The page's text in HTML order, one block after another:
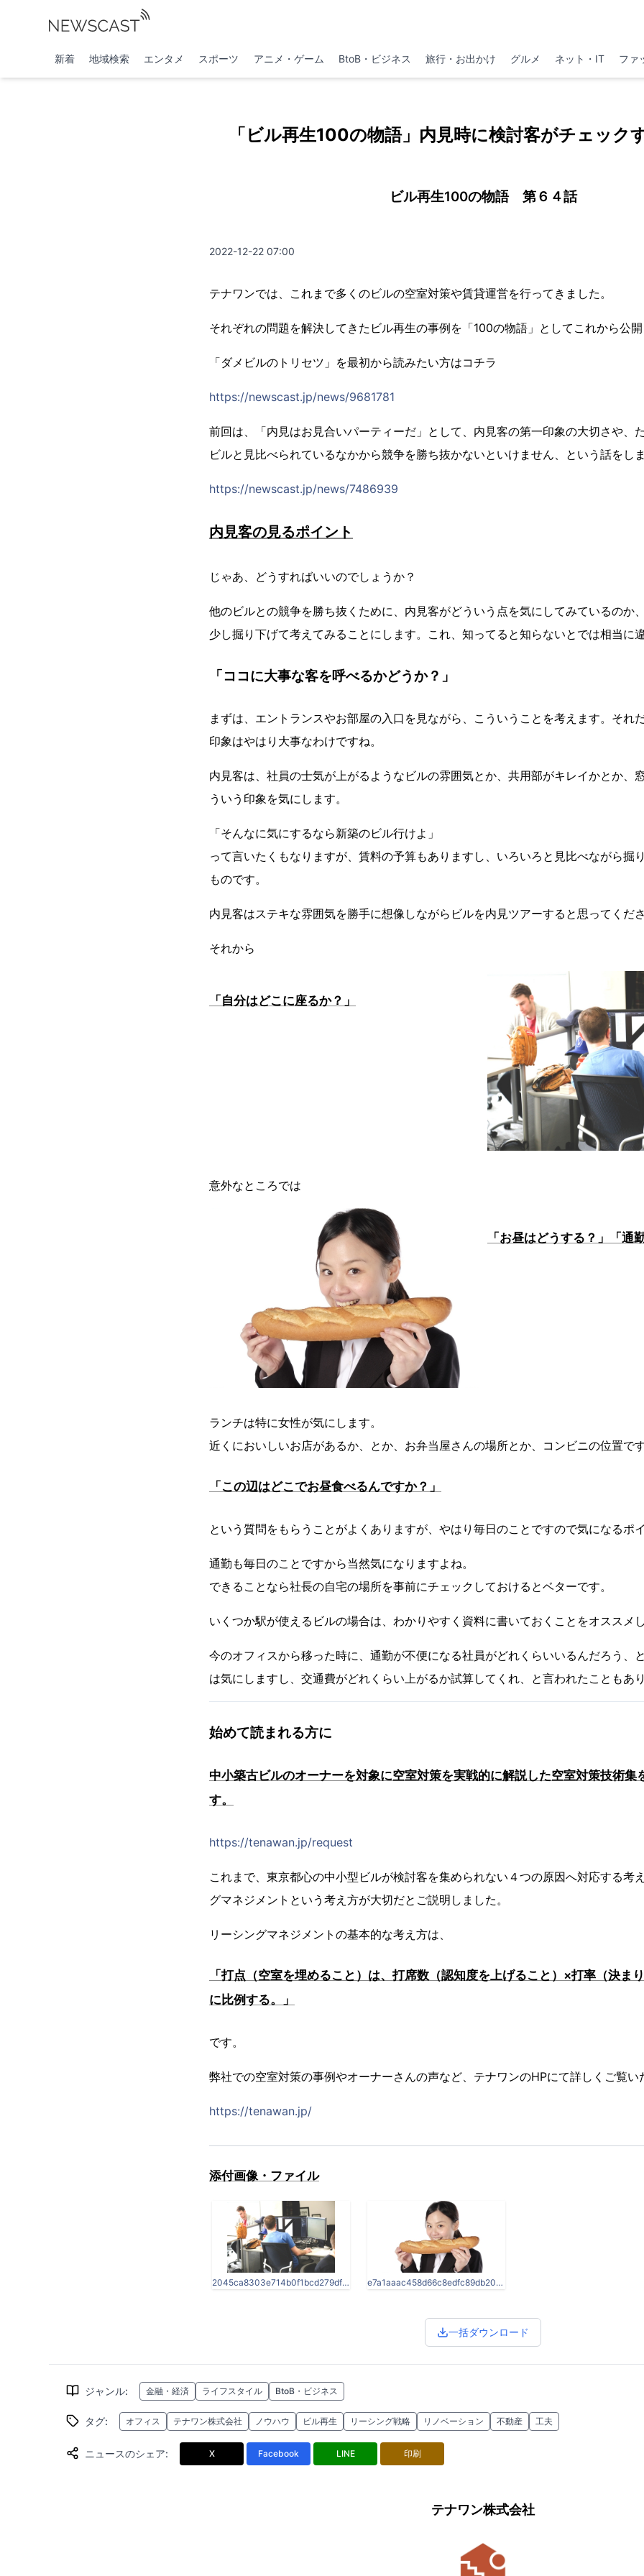
新着 地域検索 エンタメ スポーツ アニメ・ゲーム BtoB・ビジネス 旅行・お出かけ グルメ ネット・IT ファ
「ビル再生100の物語」内見時に検討客がチェック
ビル再生100の物語 第６４話
2022-12-22 07:00
テナワンでは、これまで多くのビルの空室対策や賃貸運営を行ってきました。
それぞれの問題を解決してきたビル再生の事例を「100の物語」としてこれから公開
「ダメビルのトリセツ」を最初から読みたい方はコチラ
https://newscast.jp/news/9681781
前回は、「内見はお見合いパーティーだ」として、内見客の第一印象の大切さや、
ビルと見比べられているなかから競争を勝ち抜かないといけません、という話をしま
https://newscast.jp/news/7486939
内見客の見るポイント
じゃあ、どうすればいいのでしょうか？
他のビルとの競争を勝ち抜くために、内見客がどういう点を気にしてみているのか
少し掘り下げて考えてみることにします。これ、知ってると知らないとでは相当に違
「ココに大事な客を呼べるかどうか？」
まずは、エントランスやお部屋の入口を見ながら、こういうことを考えます。それ
印象はやはり大事なわけですね。
内見客は、社員の士気が上がるようなビルの雰囲気とか、共用部がキレイかとか、
ういう印象を気にします。
「そんなに気にするなら新築のビル行けよ」
って言いたくもなりますが、賃料の予算もありますし、いろいろと見比べながら掘
ものです。
内見客はステキな雰囲気を勝手に想像しながらビルを内見ツアーすると思ってくださ
それから
「自分はどこに座るか？」
意外なところでは
「お昼はどうする？」「通
ランチは特に女性が気にします。
近くにおいしいお店があるか、とか、お弁当屋さんの場所とか、コンビニの位置です
「この辺はどこでお昼食べるんですか？」
という質問をもらうことがよくありますが、やはり毎日のことですので気になるポイ
通勤も毎日のことですから当然気になりますよね。
できることなら社長の自宅の場所を事前にチェックしておけるとベターです。
いくつか駅が使えるビルの場合は、わかりやすく資料に書いておくことをオススメし
今のオフィスから移った時に、通勤が不便になる社員がどれくらいいるんだろう、
は気にしますし、交通費がどれくらい上がるか試算してくれ、と言われたこともあり
始めて読まれる方に
中小築古ビルのオーナーを対象に空室対策を実戦的に解説した空室対策技術集
す。
https://tenawan.jp/request
これまで、東京都心の中小型ビルが検討客を集められない４つの原因へ対応する考
グマネジメントという考え方が大切だとご説明しました。
リーシングマネジメントの基本的な考え方は、
「打点（空室を埋めること）は、打席数（認知度を上げること）×打率（決ま
に比例する。」
です。
弊社での空室対策の事例やオーナーさんの声など、テナワンのHPにて詳しくご覧い
https://tenawan.jp/
添付画像・ファイル
2045ca8303e714b0f1bcd279df575827.jpg e7a1aaac458d66c8edfc89db20e8b141-1.jpg
一括ダウンロード
ジャンル: 金融・経済 ライフスタイル BtoB・ビジネス
タグ: オフィス テナワン株式会社 ノウハウ ビル再生 リーシング戦略 リノベーション 不動産 工夫
ニュースのシェア: X Facebook LINE 印刷
テナワン株式会社